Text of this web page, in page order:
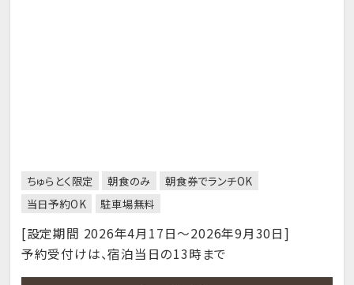
ちゅらとく限定 朝食のみ
朝食券でランチOK
当日予約OK
駐車場無料
[設定期間 2026年4月17日～2026年9月30日]
予約受付けは、宿泊当日の13時まで